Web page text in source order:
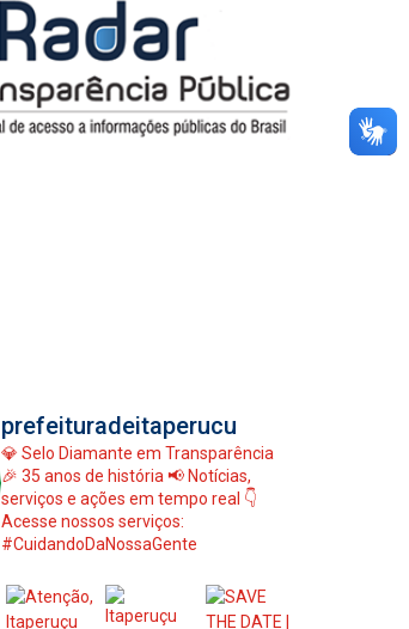
prefeituradeitaperucu
💎 Selo Diamante em Transparência
🎉 35 anos de história 📢 Notícias,
serviços e ações em tempo real 👇
Acesse nossos serviços:
#CuidandoDaNossaGente